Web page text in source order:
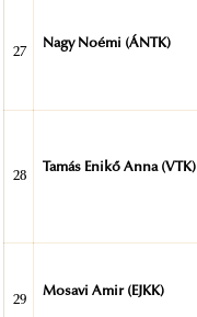
27
Nagy Noémi (ÁNTK)
28
Tamás Enikő Anna (VTK)
29
Mosavi Amir (EJKK)